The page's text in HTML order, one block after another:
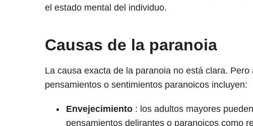
el estado mental del individuo.
Causas de la paranoia
La causa exacta de la paranoia no está clara.
pensamientos o sentimientos paranoicos incluyen:
Envejecimiento: los adultos mayores
pensamientos delirantes o paranoicos como